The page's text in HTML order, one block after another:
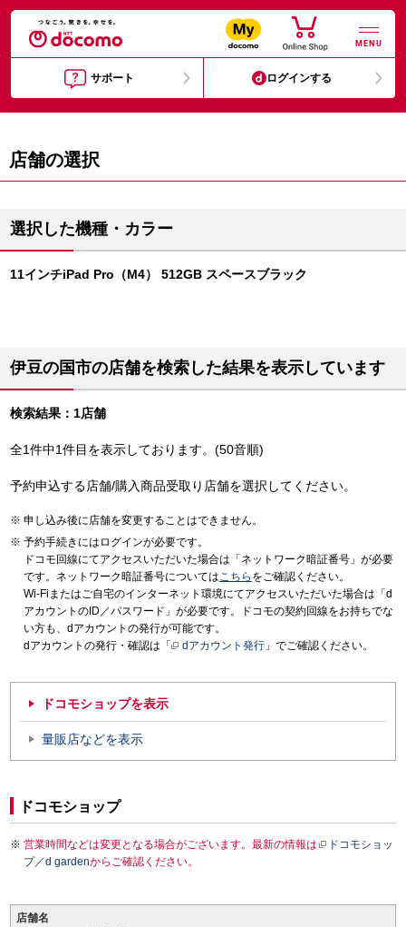
MENU
サポート ログインする
店舗の選択
選択した機種・カラー
11インチiPad Pro（M4） 512GB スペースブラック
伊豆の国市の店舗を検索した結果を表示しています
検索結果：1店舗
全1件中1件目を表示しております。(50音順)
予約申込する店舗/購入商品受取り店舗を選択してください。
申し込み後に店舗を変更することはできません。
予約手続きにはログインが必要です。
ドコモ回線にてアクセスいただいた場合は「ネットワーク暗証番号」が必要
です。ネットワーク暗証番号についてはこちら をご確認ください。
Wi-Fiまたはご自宅のインターネット環境にてアクセスいただいた場合は「d
アカウントのID／パスワード」が必要です。ドコモの契約回線をお持ちでな
い方も、dアカウントの発行が可能です。
dアカウントの発行・確認は「
dアカウント発行 」でご確認ください。
ドコモショップを表示
量販店などを表示
ドコモショップ
営業時間などは変更となる場合がございます。最新の情報は
ドコモショッ
プ／d gardenからご確認ください。
店舗名